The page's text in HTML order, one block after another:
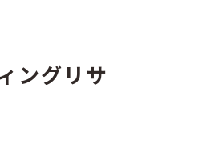
ングリサ